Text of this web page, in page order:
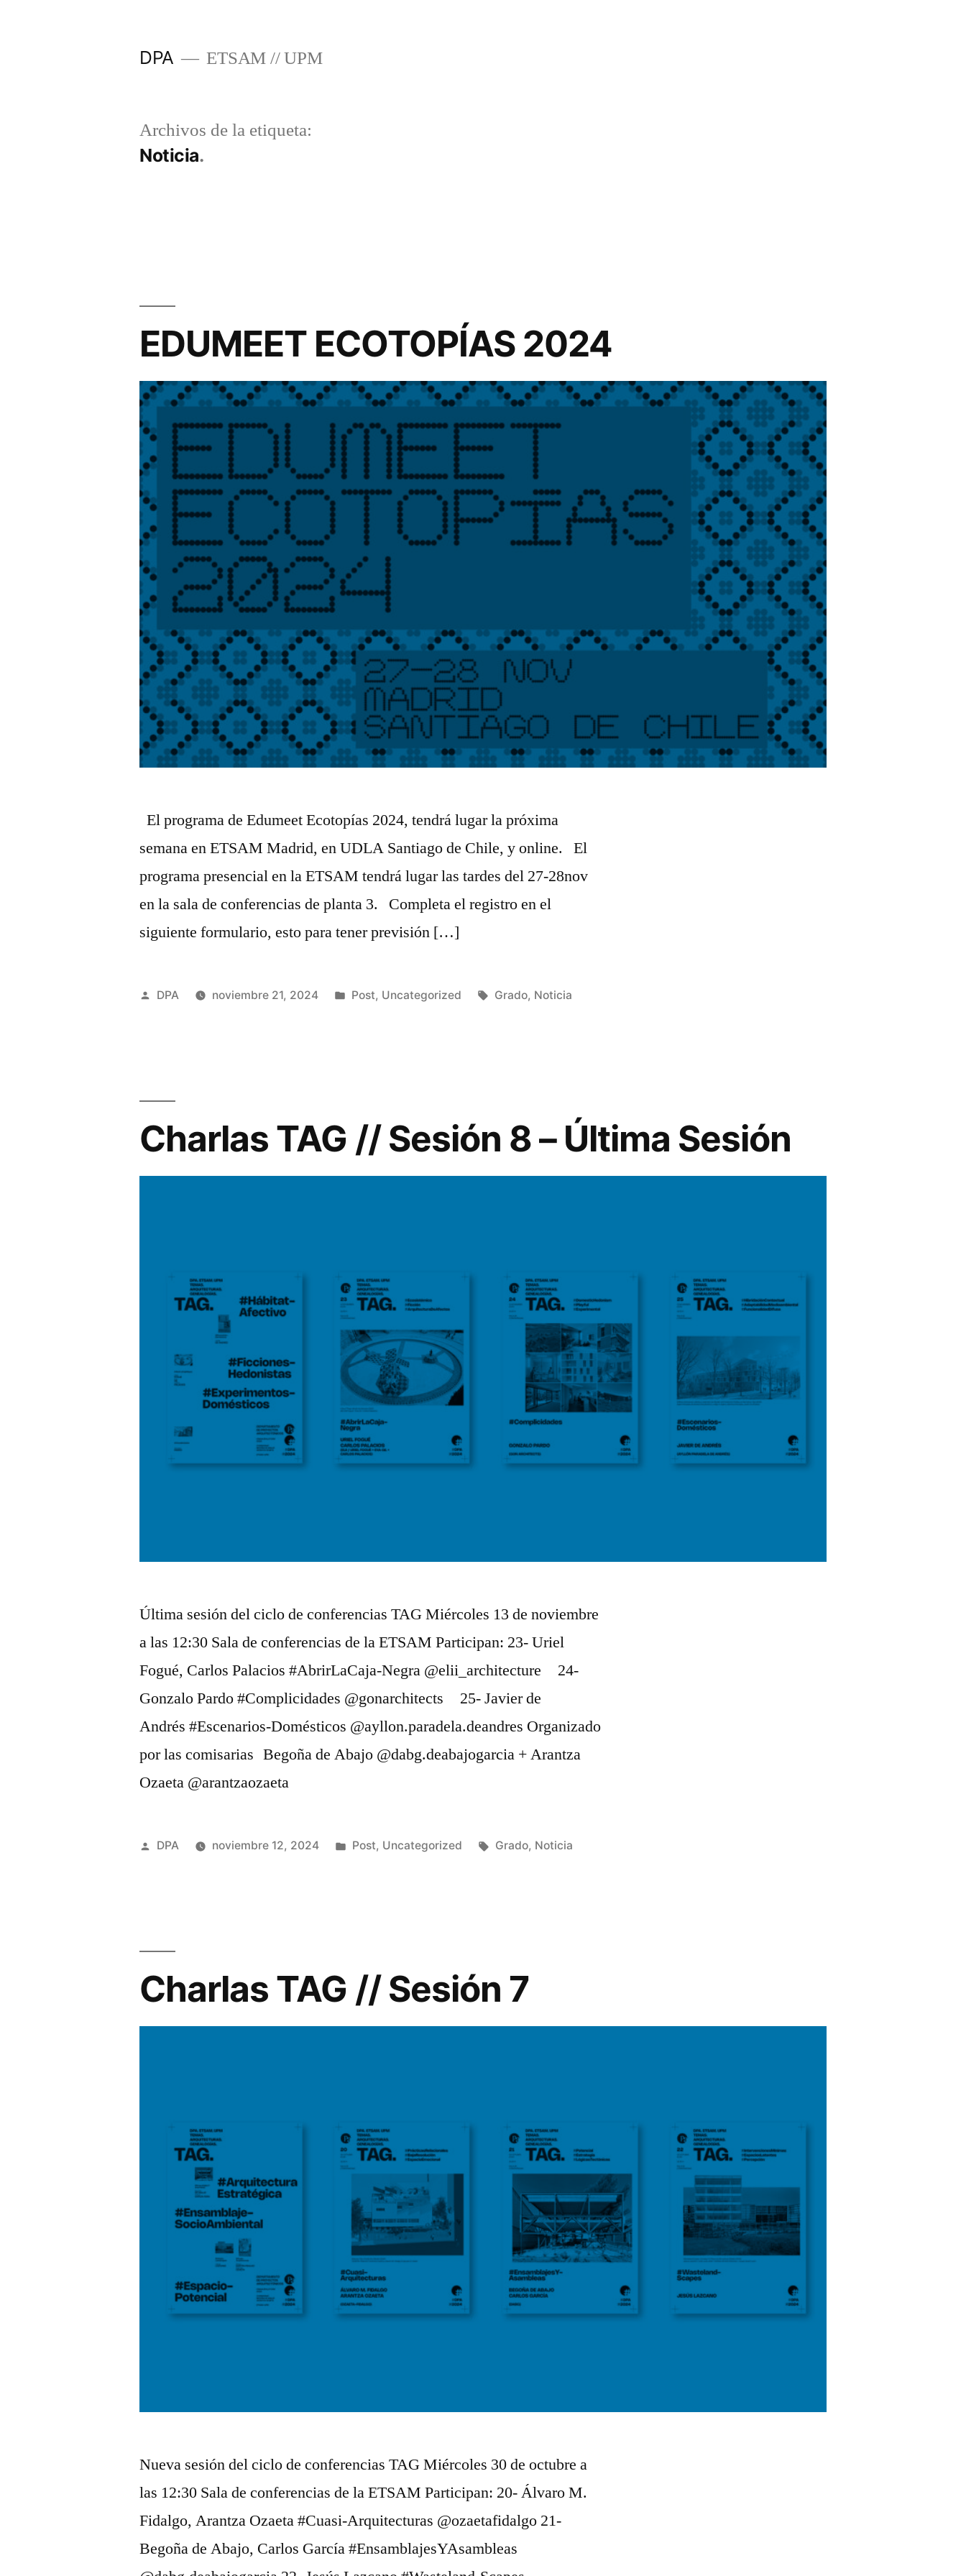
DPA ETSAM // UPM
Archivos de la etiqueta:
Noticia
EDUMEET ECOTOPÍAS 2024
El programa de Edumeet Ecotopías 2024, tendrá lugar la próxima
semana en ETSAM Madrid, en UDLA Santiago de Chile, y online. El
programa presencial en la ETSAM tendrá lugar las tardes del 27-28nov
en la sala de conferencias de planta 3. Completa el registro en el
siguiente formulario, esto para tener previsión […]
Publicado
DPA noviembre 21, 2024
Publicado
Post, Uncategorized Etiquetas:
Grado, Noticia
Charlas TAG // Sesión 8 – Última Sesión
Última sesión del ciclo de conferencias TAG Miércoles 13 de noviembre
a las 12:30 Sala de conferencias de la ETSAM Participan: 23- Uriel
Fogué, Carlos Palacios #AbrirLaCaja-Negra @elii_architecture 24-
Gonzalo Pardo #Complicidades @gonarchitects 25- Javier de
Andrés #Escenarios-Domésticos @ayllon.paradela.deandres Organizado
por las comisarias Begoña de Abajo @dabg.deabajogarcia + Arantza
Ozaeta @arantzaozaeta
Publicado
DPA noviembre 12, 2024
Publicado
Post, Uncategorized Etiquetas:
Grado, Noticia
Charlas TAG // Sesión 7
Nueva sesión del ciclo de conferencias TAG Miércoles 30 de octubre a
las 12:30 Sala de conferencias de la ETSAM Participan: 20- Álvaro M.
Fidalgo, Arantza Ozaeta #Cuasi-Arquitecturas @ozaetafidalgo 21-
Begoña de Abajo, Carlos García #EnsamblajesYAsambleas